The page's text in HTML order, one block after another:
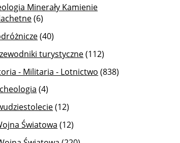
Minerały Kamienie
(6)
(40)
turystyczne(112)
- Militaria - Lotnictwo (838)
(4)
(12)
Światowa (12)